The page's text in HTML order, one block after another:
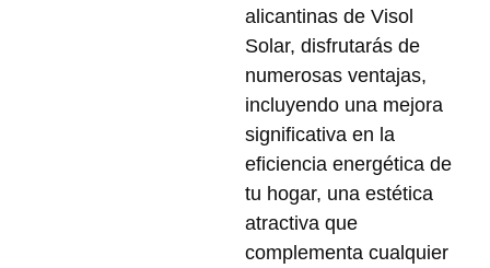
alicantinas de Visol
Solar, disfrutarás de
numerosas ventajas,
incluyendo una mejora
significativa en la
eficiencia energética de
tu hogar, una estética
atractiva que
complementa cualquier